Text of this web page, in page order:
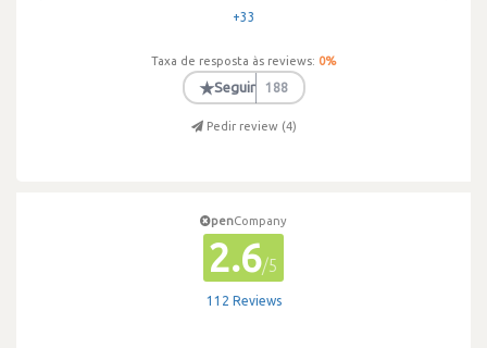
+33
Taxa de resposta às reviews: 0%
★Seguir 188
Pedir review (4)
penCompany
2.6/5
112 Reviews